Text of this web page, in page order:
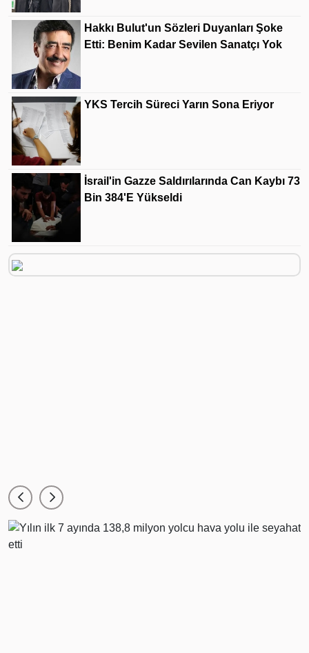
Hakkı Bulut'un Sözleri Duyanları Şoke
Etti: Benim Kadar Sevilen Sanatçı Yok
YKS Tercih Süreci Yarın Sona Eriyor
İsrail'in Gazze Saldırılarında Can Kaybı 73
Bin 384'e Yükseldi